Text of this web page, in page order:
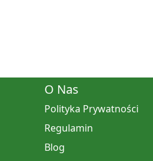
O Nas
Polityka Prywatności
Regulamin
Blog